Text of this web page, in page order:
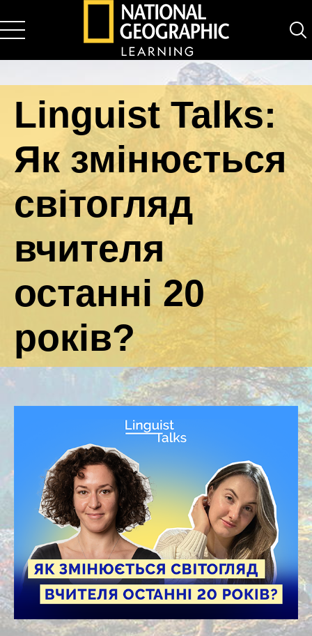
National Geographic Learning
Linguist Talks:
Як змінюється
світогляд
вчителя
останні 20
років?